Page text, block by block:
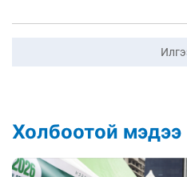
Холбоотой мэдээ